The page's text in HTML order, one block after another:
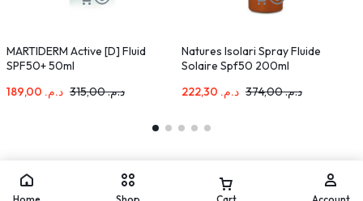
MARTIDERM Active [D] Fluid
SPF50+ 50ml
د.م.
د.م.315,00
Natures Isolari Spray Fluide
Solaire Spf50 200ml
د.م.
د.م.374,00